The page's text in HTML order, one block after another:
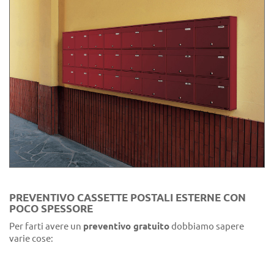
PREVENTIVO CASSETTE POSTALI ESTERNE CON
POCO SPESSORE
Per farti avere un preventivo gratuitodobbiamo sapere
varie cose: